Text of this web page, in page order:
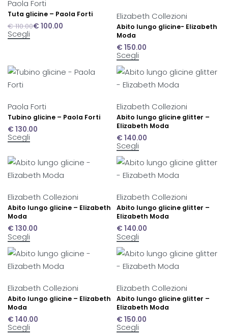
Paola Forti
Tuta glicine – Paola Forti
€110.00€ 100.00
Scegli
Elizabeth Collezioni
Abito lungo glicine- Elizabeth
Moda
€ 150.00
Scegli
Paola Forti
Tubino glicine – Paola Forti
€ 130.00
Scegli
Elizabeth Collezioni
Abito lungo glicine glitter –
Elizabeth Moda
€ 140.00
Scegli
Elizabeth Collezioni
Abito lungo glicine – Elizabeth
Moda
€ 130.00
Scegli
Elizabeth Collezioni
Abito lungo glicine glitter –
Elizabeth Moda
€ 140.00
Scegli
Elizabeth Collezioni
Abito lungo glicine – Elizabeth
Moda
€ 140.00
Scegli
Elizabeth Collezioni
Abito lungo glicine glitter –
Elizabeth Moda
€ 150.00
Scegli